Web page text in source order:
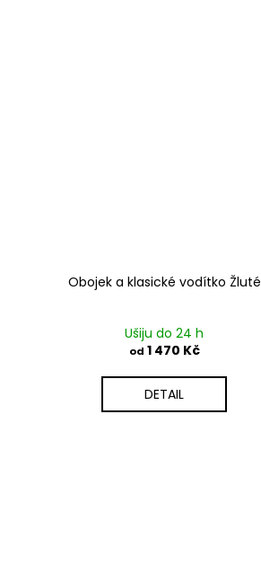
Obojek a klasické vodítko Žluté
Ušiju do 24 h
od 1 470 Kč
DETAIL